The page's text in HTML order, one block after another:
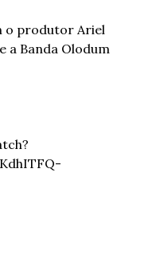
o produtor Ariel
a Banda Olodum